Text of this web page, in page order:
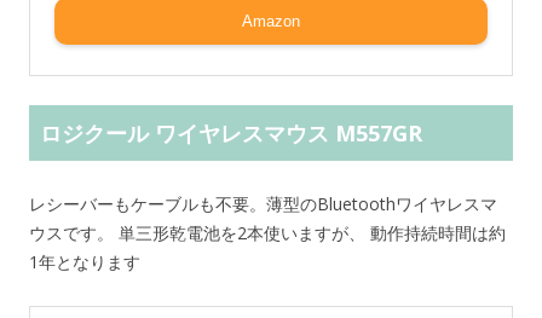
Amazon
ロジクール ワイヤレスマウス M557GR
レシーバーもケーブルも不要。薄型のBluetoothワイヤレスマ
ウスです。 単三形乾電池を2本使いますが、 動作持続時間は約
1年となります